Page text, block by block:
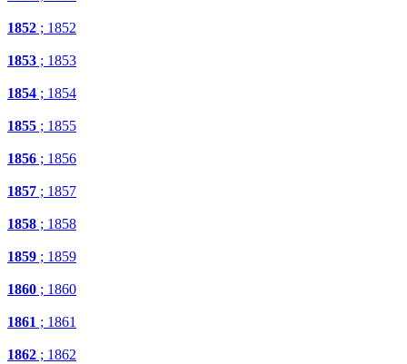
1852 ; 1852
1853 ; 1853
1854 ; 1854
1855 ; 1855
1856 ; 1856
1857 ; 1857
1858 ; 1858
1859 ; 1859
1860 ; 1860
1861 ; 1861
1862 ; 1862